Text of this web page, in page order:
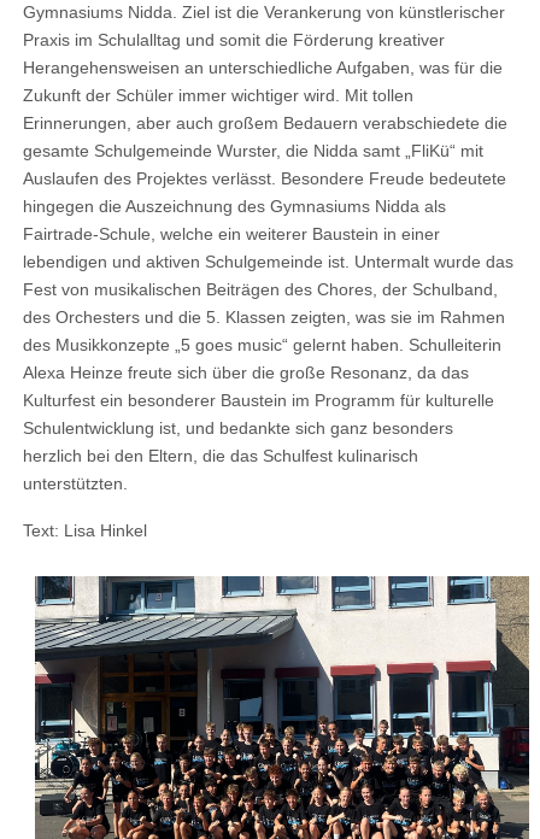
Gymnasiums Nidda. Ziel ist die Verankerung von künstlerischer
Praxis im Schulalltag und somit die Förderung kreativer
Herangehensweisen an unterschiedliche Aufgaben, was für die
Zukunft der Schüler immer wichtiger wird. Mit tollen
Erinnerungen, aber auch großem Bedauern verabschiedete die
gesamte Schulgemeinde Wurster, die Nidda samt „FliKü“ mit
Auslaufen des Projektes verlässt. Besondere Freude bedeutete
hingegen die Auszeichnung des Gymnasiums Nidda als
Fairtrade-Schule, welche ein weiterer Baustein in einer
lebendigen und aktiven Schulgemeinde ist. Untermalt wurde das
Fest von musikalischen Beiträgen des Chores, der Schulband,
des Orchesters und die 5. Klassen zeigten, was sie im Rahmen
des Musikkonzepte „5 goes music“ gelernt haben. Schulleiterin
Alexa Heinze freute sich über die große Resonanz, da das
Kulturfest ein besonderer Baustein im Programm für kulturelle
Schulentwicklung ist, und bedankte sich ganz besonders
herzlich bei den Eltern, die das Schulfest kulinarisch
unterstützten.
Text: Lisa Hinkel